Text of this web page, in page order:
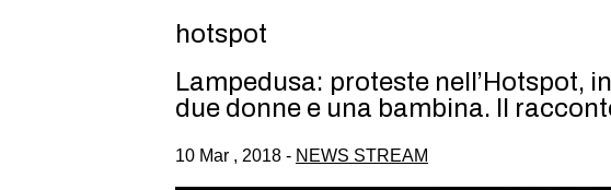
hotspot
Lampedusa: proteste nell’Hotspot,
due donne e una bambina. Il
10 Mar , 2018 - NEWS STREAM